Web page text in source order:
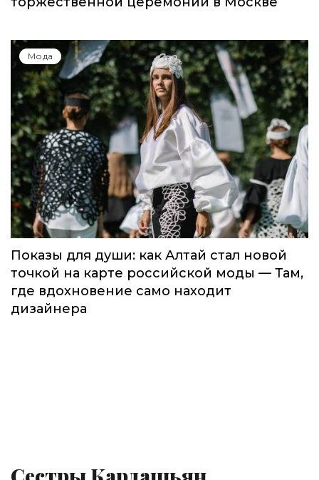
Мода
Показы для души: как Алтай стал новой
точкой на карте российской моды — Там,
где вдохновение само находит
дизайнера